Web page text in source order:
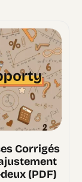
Corrigés
(PDF)